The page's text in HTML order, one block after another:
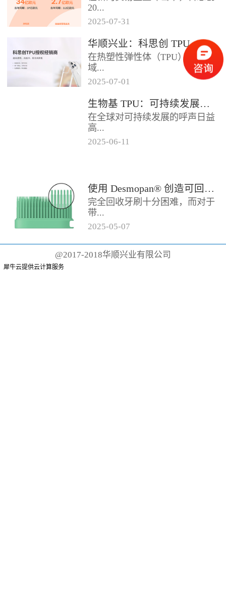
20...
25年第二季度业绩在充满挑战的
经济环境中公布。美国进口关税
的意外上调，对部分重点客户行
业...
2025-07-31
华顺兴业：科思创 TPU 一级代理商，优质 TPU 材料供应专家
在热塑性弹性体（TPU）材料领
域...
，华顺兴业凭借专业实力与行业
积淀，成为科思创 TPU 授权经销
商，为市场提供高品质的TP...
2025-07-01
生物基 TPU：可持续发展的材料新贵
在全球对可持续发展的呼声日益
高...
TP...
2025-06-11
使用 Desmopan® 创造可回收的热塑性聚氨酯牙刷头
完全回收牙刷十分困难，而对于
带...
有聚丙烯手柄和尼龙刷毛的传统
牙刷而言，这根本不可能。这些
2025-05-07
@2017-2018华顺兴业有限公司
犀牛云提供云计算服务